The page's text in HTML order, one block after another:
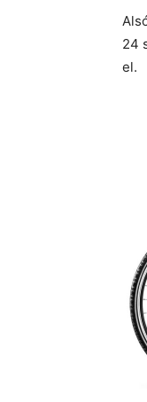
24
el.